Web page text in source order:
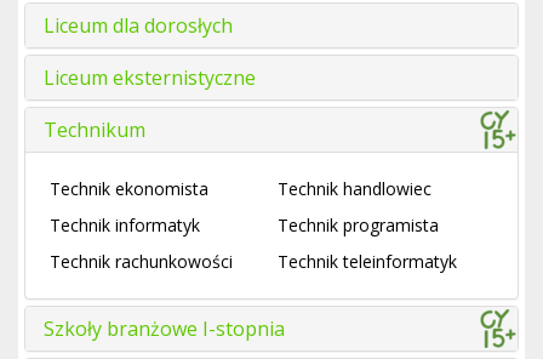
Liceum dla dorosłych
Liceum eksternistyczne
Technikum
Technik ekonomista
Technik handlowiec
Technik informatyk
Technik programista
Technik rachunkowości
Technik teleinformatyk
Szkoły branżowe I-stopnia